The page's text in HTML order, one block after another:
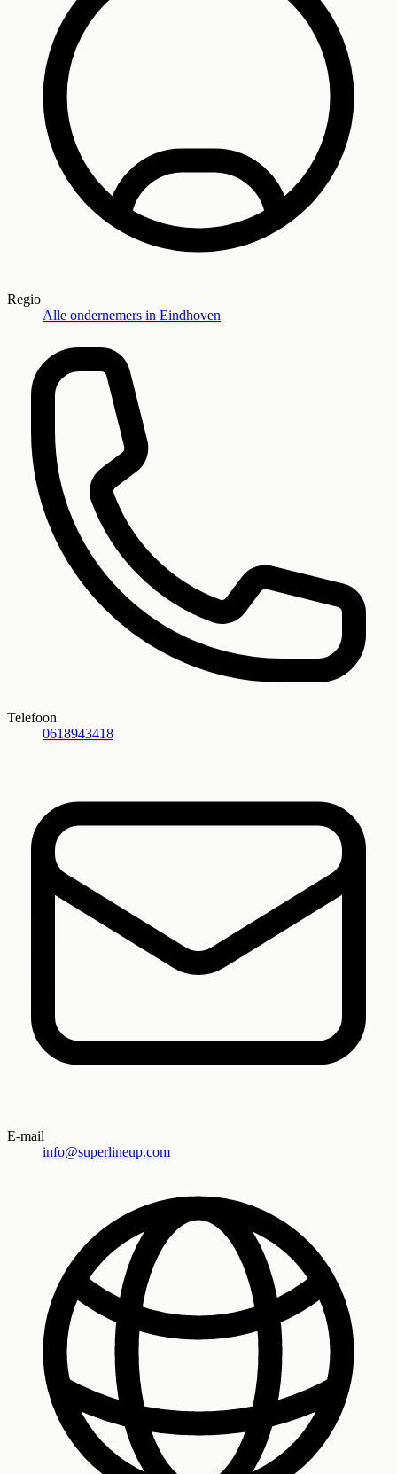
Regio
Alle ondernemers in Eindhoven
Telefoon
0618943418
E-mail
info@superlineup.com